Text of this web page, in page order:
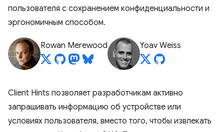
пользователя с сохранением конфиденциальности и
эргономичным способом.
Rowan Merewood Yoav Weiss
Client Hints позволяет разработчикам активно
запрашивать информацию об устройстве или
условиях пользователя, вместо того, чтобы извлекать